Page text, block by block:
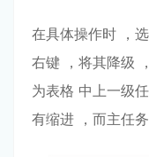
在具体操作时 ，
右键 ，将其降级
为表格 中上⼀级
有缩进 ，⽽主任